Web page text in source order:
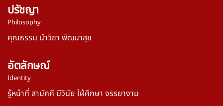
ปรัชญา
Philosophy
คุณธรรม นำวิชา พัฒนาสุข
อัตลักษณ์
Identity
รู้หน้าที่ สามัคคี มีวินัย ใฝ่ศึกษา จรรยางาม